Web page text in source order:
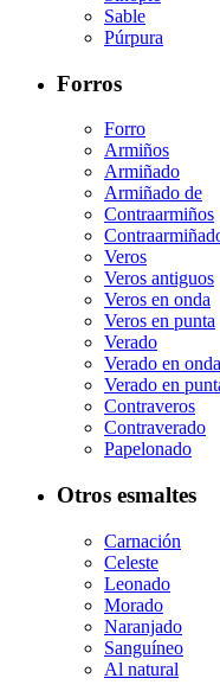
Sable
Púrpura
Forros
Forro
Armiños
Armiñado
Armiñado de
Contraarmiños
Veros
Veros antiguos
Veros en onda
Veros en punta
Verado
Verado en onda
Verado en
Contraveros
Contraverado
Papelonado
Otros esmaltes
Carnación
Celeste
Leonado
Morado
Naranjado
Sanguíneo
Al natural